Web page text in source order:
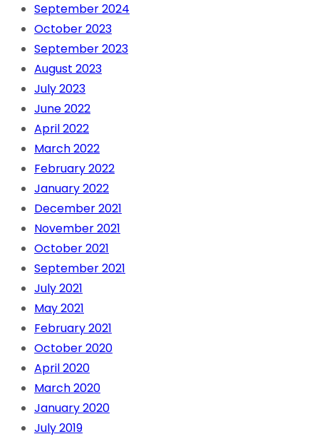
September 2024
October 2023
September 2023
August 2023
July 2023
June 2022
April 2022
March 2022
February 2022
January 2022
December 2021
November 2021
October 2021
September 2021
July 2021
May 2021
February 2021
October 2020
April 2020
March 2020
January 2020
July 2019